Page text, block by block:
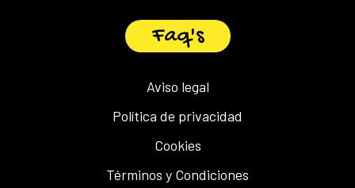
Faq's
Aviso legal
Política de privacidad
Cookies
Términos y Condiciones